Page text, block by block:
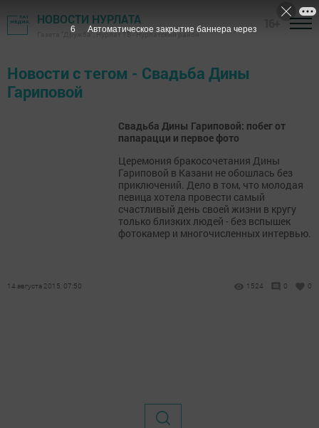
НОВОСТИ НУРЛАТА
Газета "Дружба", Нурлат ТВ - Нурлатский район
Новости с тегом - Свадьба Дины
Гариповой
Свадьба Дины Гариповой: побег от
папарацци и первое фото
Церемония бракосочетания Дины
Гариповой в Казани не обошлась без
приключений. Дело в том, что молодая
певица хотела провести самый
счастливый день своей жизни в кругу
только близких людей - без вспышек
фотокамер и многочисленных интервью.
14 августа 2015, 07:50 1524 0 0
6 Автоматическое закрытие баннера через